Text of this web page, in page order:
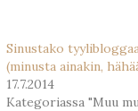
Sinustako
(minusta ainakin,
17.7.2014
Kategoriassa "Muu